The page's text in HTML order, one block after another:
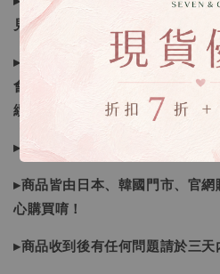
見諒
▸因日本商品貨況和價格是浮動
會視情況等待下單，若您想要知
續喔
▸如遇缺斷貨情形會再另行告知，
▸商品皆由日本、韓國門市、官
心購買唷！
▸商品收到後有任何問題請於三天